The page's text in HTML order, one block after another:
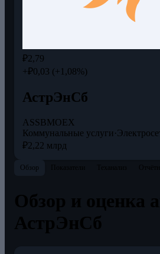
₽2,79
+₽0,03 (+1,08%)
АстрЭнСб
ASSBMOEX
Коммунальные услуги·
₽2,22 млрд
Обзор